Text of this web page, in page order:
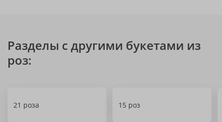
Разделы с другими букетами из
роз:
21 роза 15 роз